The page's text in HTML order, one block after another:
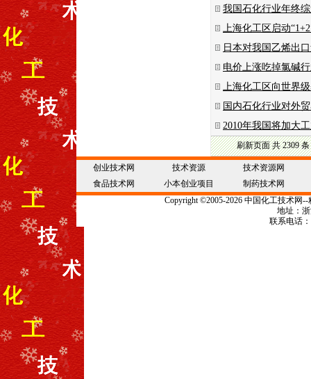
我国石化行业年终
上海化工区启动
日本对我国乙烯出
电价上涨吃掉氯碱
上海化工区向世界
国内石化行业对外
2010年我国将加大
刷新页面共 2309
创业技术网 技术资源
技术资源网
食品技术网
小本创业项目
制药技术网
Copyright©2005-2026 中国化工技术网--
地址：
联系电话：